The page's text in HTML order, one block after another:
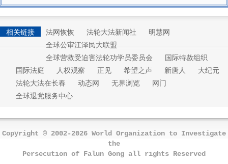
相关链接 法网恢恢 法轮大法新闻社
明慧网
全球公审江泽民大联盟
全球营救受迫害法轮功学员委员会
国际特赦组织
国际法庭
人权观察 正见 希望之声 新唐人
大纪元
法轮大法在长春
动态网 无界浏览
网门
全球退党服务中心
Copyright © 2002-2026 World Organization to Investigate
the
Persecution of Falun Gong all rights Reserved